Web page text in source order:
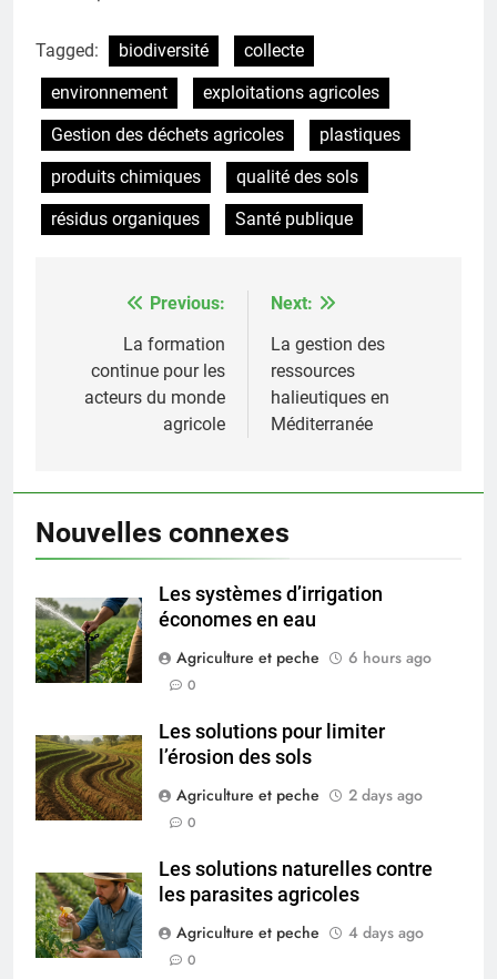
Tagged: biodiversité
collecte
environnement
exploitations agricoles
Gestion des déchets agricoles
plastiques
produits chimiques
qualité des sols
résidus organiques
Santé publique
navigation
Previous:
La formation
continue pour les
acteurs du monde
agricole
Next:
La gestion des
ressources
halieutiques en
Méditerranée
Nouvelles connexes
Les systèmes d’irrigation
économes en eau
Agriculture et peche
6 hours ago
0
Les solutions pour limiter
l’érosion des sols
Agriculture et peche
2 days ago
0
Les solutions naturelles contre
les parasites agricoles
Agriculture et peche
4 days ago
0